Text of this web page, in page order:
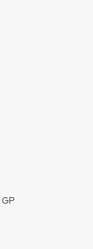
GP